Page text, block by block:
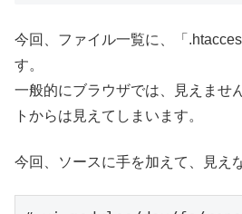
今回、ファイル一覧に、「
す。
一般的にブラウザでは、見えませ
トからは見えてしまいます。
今回、ソースに手を加えて、見え